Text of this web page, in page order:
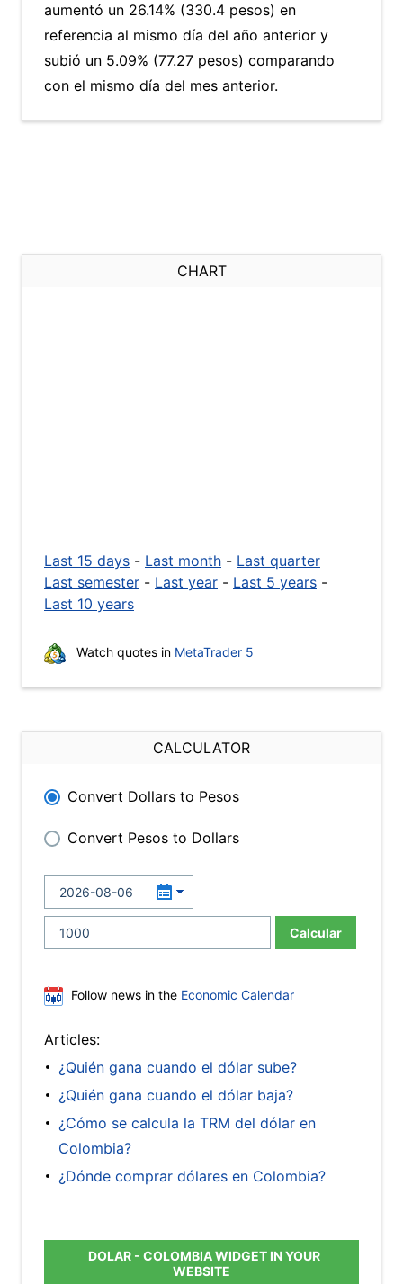
aumentó un 26.14% (330.4 pesos) en
referencia al mismo día del año anterior y
subió un 5.09% (77.27 pesos) comparando
con el mismo día del mes anterior.
CHART
Last 15 days - Last month - Last quarter
Last semester - Last year - Last 5 years -
Last 10 years
Watch quotes in MetaTrader 5
CALCULATOR
Convert Dollars to Pesos
Convert Pesos to Dollars
Calcular
Follow news in the Economic Calendar
Articles:
¿Quién gana cuando el dólar sube?
¿Quién gana cuando el dólar baja?
¿Cómo se calcula la TRM del dólar en
Colombia?
¿Dónde comprar dólares en Colombia?
DOLAR - COLOMBIA WIDGET IN YOUR
WEBSITE